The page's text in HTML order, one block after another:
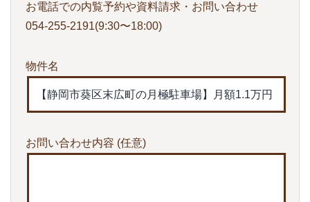
お電話での内覧予約や資料請求・お問い合わせ
054-255-2191(9:30〜18:00)
物件名
お問い合わせ内容 (任意)